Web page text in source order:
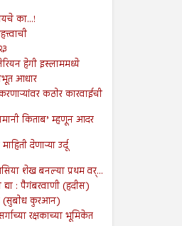
का...!
हेगी इस्लाममध्ये
आधार
कठोर कारवाईची
किताब’ म्हणून आदर
देणाऱ्या उर्दू
शेख बनल्या प्रथम वर्...
: पैगंबरवाणी (हदीस)
(सुबोध कुरआन)
रक्षकाच्या भूमिकेत